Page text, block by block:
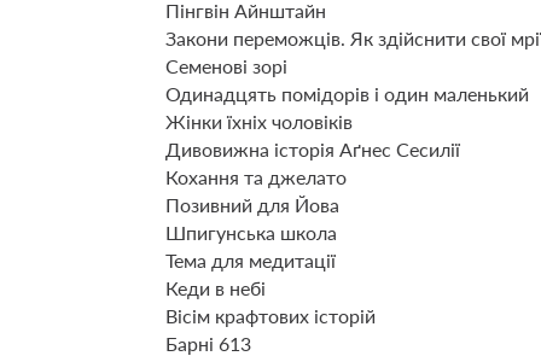
Пінгвін Айнштайн
Закони переможців. Як здійснити свої
Семенові зорі
Одинадцять помідорів і один маленький
Жінки їхніх чоловіків
Дивовижна історія Аґнес Сесилії
Кохання та джелато
Позивний для Йова
Шпигунська школа
Тема для медитації
Кеди в небі
Вісім крафтових історій
Барні 613